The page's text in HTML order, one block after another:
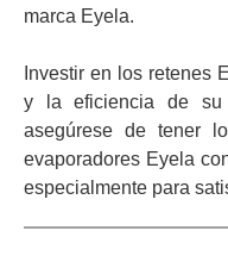
marca Eyela.
Investir en los retenes
y la eficiencia de su
asegúrese de tener
evaporadores Eyela
especialmente para